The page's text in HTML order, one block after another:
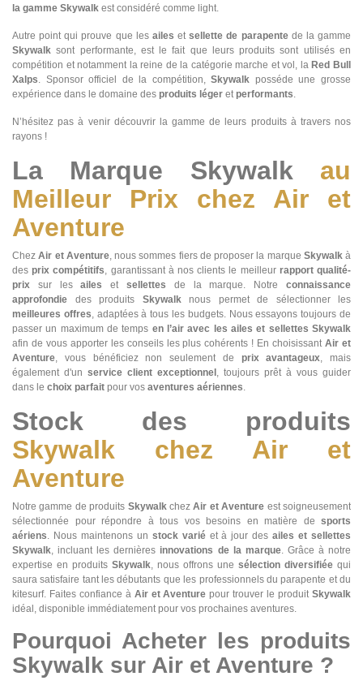
la gamme Skywalk est considéré comme light.
Autre point qui prouve que les ailes etsellette de parapentede la gamme
Skywalk sont performante, est le fait que leurs produits sont utilisés en
compétition et notamment la reine de la catégorie marche et vol, la Red Bull
Xalps. Sponsor officiel de la compétition,Skywalk posséde une grosse
expérience dans le domaine des produits léger etperformants.
N’hésitez pas à venir découvrir la gamme de leurs produits à travers nos
rayons !
La Marque Skywalk au
Meilleur Prix chez Air et
Aventure
ChezAir et Aventure, nous sommes fiers de proposer la marque Skywalkà
desprix compétitifs, garantissant à nos clients le meilleur rapport qualité-
prix sur lesailes etsellettes de la marque. Notreconnaissance
approfondie des produits Skywalknous permet de sélectionner les
meilleures offres, adaptées à tous les budgets. Nous essayons toujours de
passer un maximum de temps en l’air avec les ailes et sellettes Skywalk
afin de vous apporter les conseils les plus cohérents ! En choisissantAir et
Aventure, vous bénéficiez non seulement de prix avantageux, mais
également d'un service client exceptionnel , toujours prêt à vous guider
dans le choix parfait pour vos aventures aériennes.
Stock des produits
Skywalk chez Air et
Aventure
Notre gamme de produits SkywalkchezAir et Aventure est soigneusement
sélectionnée pour répondre à tous vos besoins en matière de sports
aériens. Nous maintenons un stock variéet à jour des ailes et sellettes
Skywalk, incluant les dernières innovations de la marque. Grâce à notre
expertise en produits Skywalk, nous offrons une sélection diversifiée qui
saura satisfaire tant les débutants que les professionnels du parapente et du
kitesurf. Faites confiance à Air et Aventure pour trouver le produitSkywalk
idéal, disponible immédiatement pour vos prochaines aventures.
Pourquoi Acheter les produits
Skywalk sur Air et Aventure ?